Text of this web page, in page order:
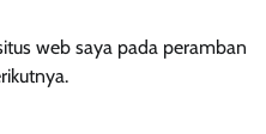
web saya pada peramban